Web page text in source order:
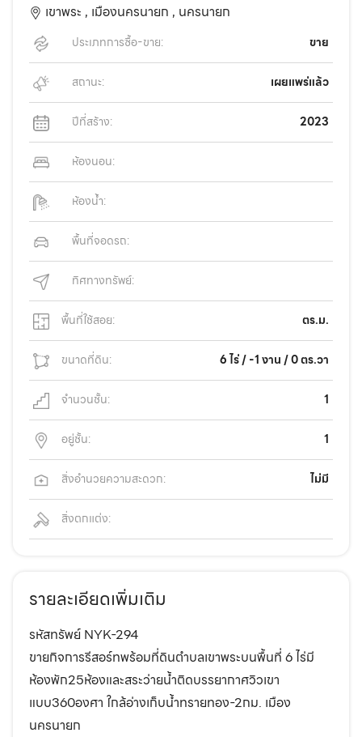
เขาพระ , เมืองนครนายก , นครนายก
ประเภทการซื้อ-ขาย: ขาย
สถานะ: เผยแพร่แล้ว
ปีที่สร้าง: 2023
ห้องนอน:
ห้องน้ำ:
พื้นที่จอดรถ:
ทิศทางทรัพย์:
พื้นที่ใช้สอย: ตร.ม.
ขนาดที่ดิน: 6 ไร่ / -1 งาน / 0 ตร.วา
จำนวนชั้น: 1
อยู่ชั้น: 1
สิ่งอำนวยความสะดวก: ไม่มี
สิ่งตกแต่ง:
รายละเอียดเพิ่มเติม
รหัสทรัพย์ NYK-294
ขายกิจการรีสอร์ทพร้อมที่ดินตำบลเขาพระบนพื้นที่ 6 ไร่มี
ห้องพัก25ห้องและสระว่ายน้ำติดบรรยากาศวิวเขา
แบบ360องศา ใกล้อ่างเก็บน้ำทรายทอง-2กม. เมือง
นครนายก